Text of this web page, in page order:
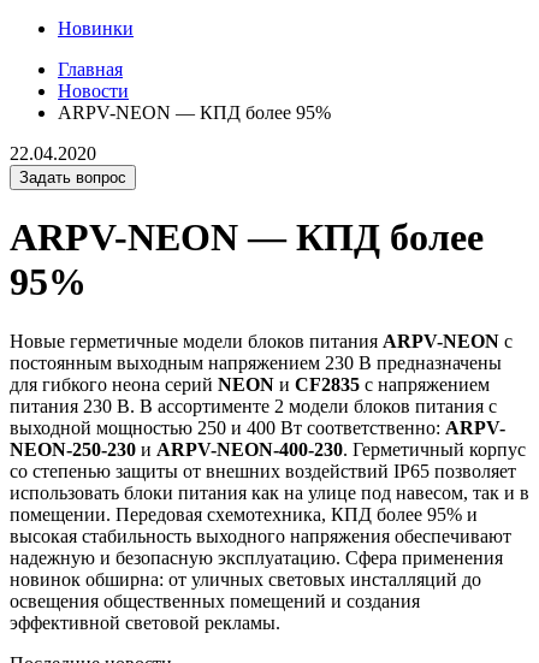
Новинки
Главная
Новости
ARPV-NEON — КПД более 95%
22.04.2020
Задать вопрос
ARPV-NEON — КПД более
95%
Новые герметичные модели блоков питания ARPV-NEON с
постоянным выходным напряжением 230 В предназначены
для гибкого неона серий NEON и CF2835 с напряжением
питания 230 В. В ассортименте 2 модели блоков питания с
выходной мощностью 250 и 400 Вт соответственно: ARPV-
NEON-250-230 и ARPV-NEON-400-230. Герметичный корпус
со степенью защиты от внешних воздействий IP65 позволяет
использовать блоки питания как на улице под навесом, так и в
помещении. Передовая схемотехника, КПД более 95% и
высокая стабильность выходного напряжения обеспечивают
надежную и безопасную эксплуатацию. Сфера применения
новинок обширна: от уличных световых инсталляций до
освещения общественных помещений и создания
эффективной световой рекламы.